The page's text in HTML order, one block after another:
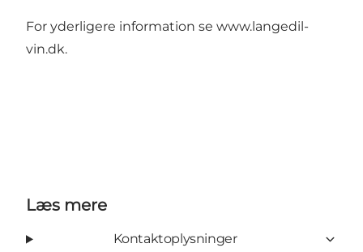
For yderligere information se www.langedil-
vin.dk.
Læs mere
Kontaktoplysninger